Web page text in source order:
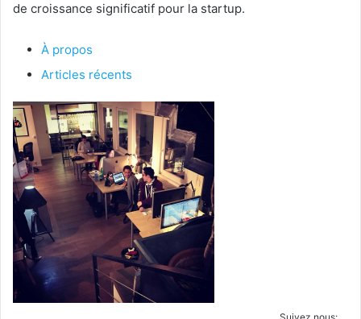
de croissance significatif pour la startup.
À propos
Articles récents